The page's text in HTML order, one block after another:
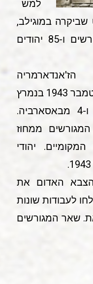
למש
במוגילב,
כי בנמרץ נמצאו 317 מגורשים ו-85 יהודים
בטרנסניסטריה מנתה בספטמבר 1943 בנמרץ
212 מגורשים מבוקובינה ו-4 מבאסארביה.
ממחוז
יהודי
1944 כבש הצבא האדום את
לעבודות שונות
שאר המגורשים